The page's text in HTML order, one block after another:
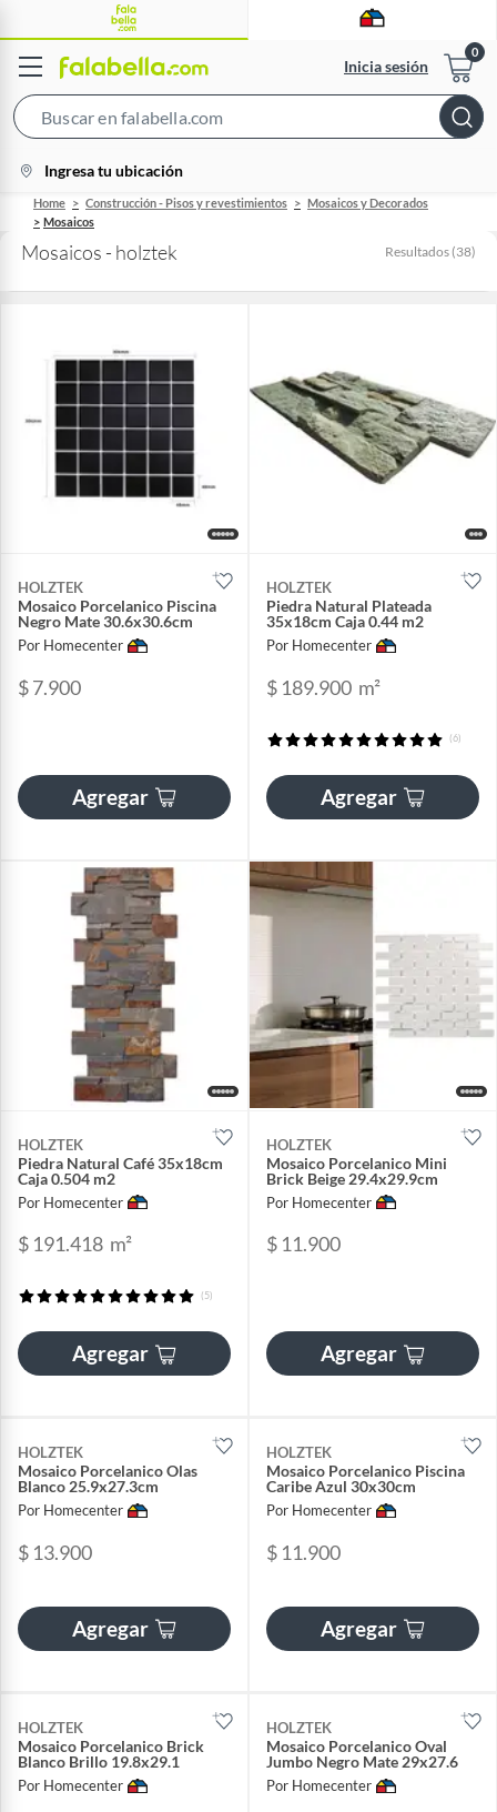
Inicia sesión
Bar
location-
icon
Ingresa tu ubicación
Home Construcción - Pisos y revestimientos
Mosaicos y Decorados
Mosaicos
Mosaicos - holztek Resultados (38)
HOLZTEK
Mosaico Porcelanico Piscina
Negro Mate 30.6x30.6cm
Por Homecenter
$ 7.900
Agregar
HOLZTEK
Piedra Natural Plateada
35x18cm Caja 0.44 m2
Por Homecenter
$ 189.900 m²
(6)
Agregar
HOLZTEK
Piedra Natural Café 35x18cm
Caja 0.504 m2
Por Homecenter
$ 191.418 m²
(5)
Agregar
HOLZTEK
Mosaico Porcelanico Mini
Brick Beige 29.4x29.9cm
Por Homecenter
$ 11.900
Agregar
HOLZTEK
Mosaico Porcelanico Olas
Blanco 25.9x27.3cm
Por Homecenter
$ 13.900
Agregar
HOLZTEK
Mosaico Porcelanico Piscina
Caribe Azul 30x30cm
Por Homecenter
$ 11.900
Agregar
HOLZTEK
Mosaico Porcelanico Brick
Blanco Brillo 19.8x29.1
Por Homecenter
HOLZTEK
Mosaico Porcelanico Oval
Jumbo Negro Mate 29x27.6
Por Homecenter